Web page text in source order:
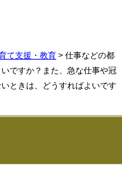
て支援・教育 > 仕事などの都
ですか？また、急な仕事や冠
ときは、どうすればよいです